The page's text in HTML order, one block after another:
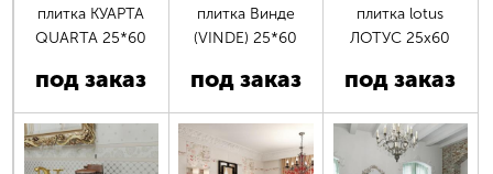
плитка КУАРТА
QUARTA 25*60
под заказ
плитка Винде
(VINDE) 25*60
под заказ
плитка lotus
ЛОТУС 25х60
под заказ